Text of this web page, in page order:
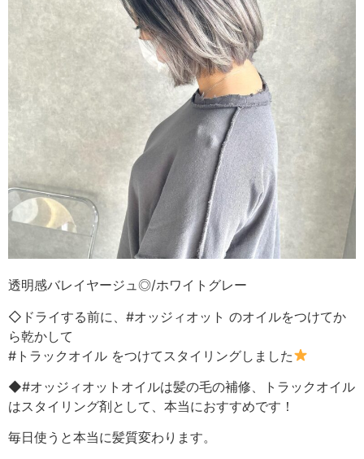
透明感バレイヤージュ◎/ホワイトグレー
◇ドライする前に、#オッジィオット のオイルをつけてか
ら乾かして
#トラックオイル をつけてスタイリングしました
◆#オッジィオットオイルは髪の毛の補修、トラックオイル
はスタイリング剤として、本当におすすめです！
毎日使うと本当に髪質変わります。